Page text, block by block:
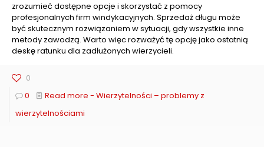
zrozumieć dostępne opcje i skorzystać z pomocy
profesjonalnych firm windykacyjnych. Sprzedaż długu może
być skutecznym rozwiązaniem w sytuacji, gdy wszystkie inne
metody zawodzą. Warto więc rozważyć tę opcję jako ostatnią
deskę ratunku dla zadłużonych wierzycieli.
0
0
Read more - Wierzytelności – problemy z
wierzytelnościami